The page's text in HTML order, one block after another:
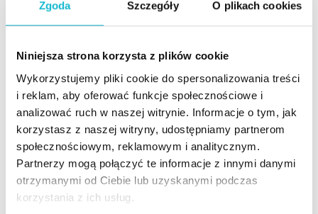
Zgoda Szczegóły O plikach cookies
Niniejsza strona korzysta z plików cookie
Wykorzystujemy pliki cookie do spersonalizowania treści
i reklam, aby oferować funkcje społecznościowe i
analizować ruch w naszej witrynie. Informacje o tym, jak
korzystasz z naszej witryny, udostępniamy partnerom
społecznościowym, reklamowym i analitycznym.
Partnerzy mogą połączyć te informacje z innymi danymi
otrzymanymi od Ciebie lub uzyskanymi podczas
korzystania z ich usług.
profesjonalne funkcjonowanie w środowisku biznesowym.
Studia z przyjemnością mogę zarekomendować wszystkim
kompetencji zawodowych. Profesjonalna kadra naukowa w
połączeniu z wieloletnim doświadczeniem praktyków spełni
oczekiwania nawet najbardziej dojrzałych zawodowo
kandydatów.
Filip Andrzej Cetera
Z wielką przyjemnością rekomenduję studia MBA w
Wyższej Szkole Informatyki i Zarządzania jako doskonałą
formę na pogłębienie umiejętności w zakresie zarządzania.
To przede wszystkim doskonały dobór kadry